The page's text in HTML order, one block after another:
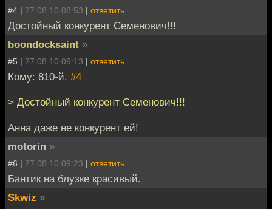
#4 | 27.08.10 08:53 | ответить
Достойный конкурент Семенович!!!
boondocksaint »
#5 | 27.08.10 09:13 | ответить
Кому: 810-й, #4
> Достойный конкурент Семенович!!!
Анна даже не конкурент ей!
motorin »
#6 | 27.08.10 09:23 | ответить
Бантик на блузке красивый.
Skwiz »